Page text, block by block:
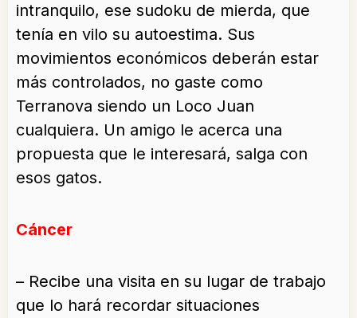
intranquilo, ese sudoku de mierda, que
tenía en vilo su autoestima. Sus
movimientos económicos deberán estar
más controlados, no gaste como
Terranova siendo un Loco Juan
cualquiera. Un amigo le acerca una
propuesta que le interesará, salga con
esos gatos.
Cáncer
– Recibe una visita en su lugar de trabajo
que lo hará recordar situaciones